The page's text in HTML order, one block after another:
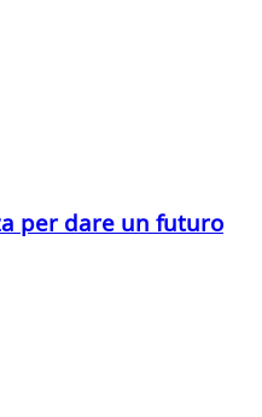
per dare un futuro